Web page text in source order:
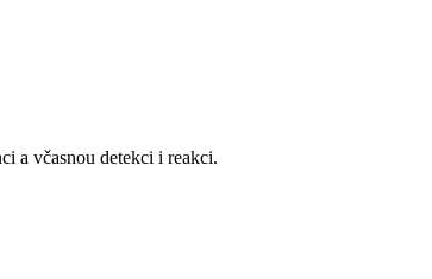
a včasnou detekci i reakci.